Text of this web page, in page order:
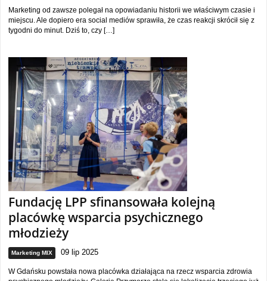
Marketing od zawsze polegał na opowiadaniu historii we właściwym czasie i
miejscu. Ale dopiero era social mediów sprawiła, że czas reakcji skrócił się z
tygodni do minut. Dziś to, czy […]
Fundację LPP sfinansowała kolejną
placówkę wsparcia psychicznego
młodzieży
Marketing MIX 09 lip 2025
W Gdańsku powstała nowa placówka działająca na rzecz wsparcia zdrowia